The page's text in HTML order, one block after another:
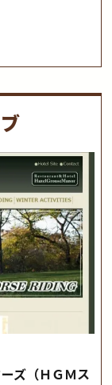
ズ（ＨＧＭス